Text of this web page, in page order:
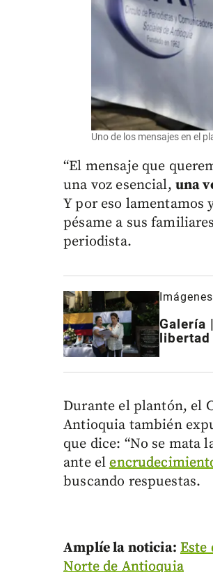
Uno de los mensajes en el
“El mensaje que
una voz esencial, una
Y por eso lamentamos
pésame a sus
periodista.
Imágenes
Galería
libertad
Durante el plantón, el
Antioquia también
que dice: “No se mata
ante el
buscando respuestas.
Amplíe la noticia: Este
Norte de Antioquia